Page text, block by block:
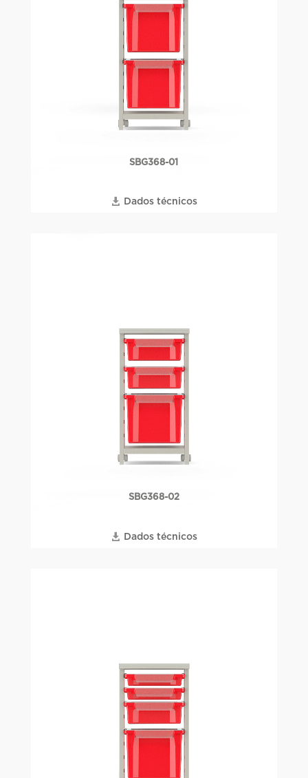
SBG368-01
Dados técnicos
SBG368-02
Dados técnicos